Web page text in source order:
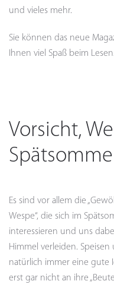
und vieles mehr.
Sie können das neue
Ihnen viel Spaß beim Lesen.
Vorsicht,
Es sind vor allem die
Wespe“, die sich im
interessieren und uns
Himmel verleiden.
natürlich immer eine gute
erst gar nicht an ihre